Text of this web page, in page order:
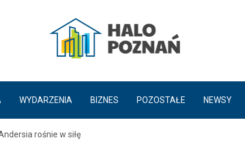
HaloPoznań.pl
WYDARZENIA BIZNES POZOSTAŁE NEWSY
rośnie w siłę